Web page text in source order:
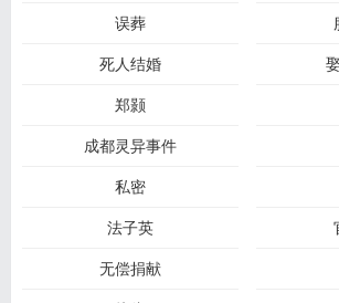
误葬
死人结婚
郑颢
成都灵异事件
私密
法子英
无偿捐献